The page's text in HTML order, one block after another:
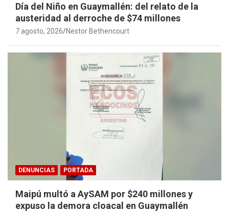
Día del Niño en Guaymallén: del relato de la
austeridad al derroche de $74 millones
7 agosto, 2026 Nestor Bethencourt
DENUNCIAS PORTADA
Maipú multó a AySAM por $240 millones y
expuso la demora cloacal en Guaymallén